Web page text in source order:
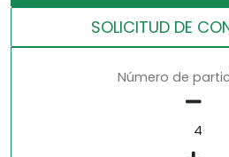
SOLICITUD DE
Número de